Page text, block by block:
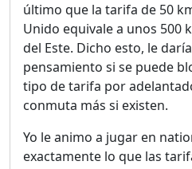
último que la tarifa de 50
Unido equivale a unos 500
del Este. Dicho esto, le
pensamiento si se puede
tipo de tarifa por
conmuta más si existen.
Yo le animo a jugar en
exactamente lo que las